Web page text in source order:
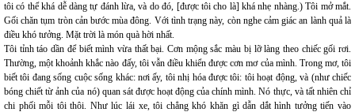
tôi có thể khá dễ dàng tự đánh lừa, và do đó, [được tôi cho là] khá nhẹ nhàng.) Tôi mở mắt.
Gối chăn tụm tròn cản bước mùa đông. Với tình trạng này, còn nghe cảm giác an lành quả là
điều khó tưởng. Mặt trời là món quà hời nhất.
Tôi tỉnh táo dần để biết mình vừa thất bại. Cơn mộng sắc màu bị lỡ làng theo chiếc gối rơi.
Thường, một khoảnh khắc nào đấy, tôi vẫn điều khiển được cơn mơ của mình. Trong mơ, tôi
biết tôi đang sống cuộc sống khác: nơi ấy, tôi nhị hóa được tôi: tôi hoạt động, và (như chiếc
bóng chiết từ ảnh của nó) quan sát được hoạt động của chính mình. Nó thực, và tất nhiên chỉ
chi phối mỗi tôi thôi. Như lúc lái xe, tôi chẳng khó khăn gì dẫn dắt hình tưởng tiến vào